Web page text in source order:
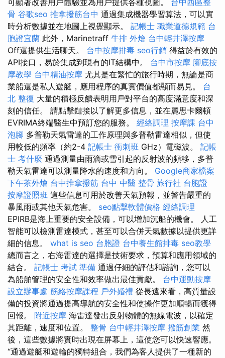
可顯著改善用戶體驗並為用戶提供各種視圖。 台中西區整
骨 谷歌seo 推拿撥筋台中 通過集成機器學習算法，可以實
時分析數據並在地圖上視覺顯示。 記帳士 職業道德規範 台
胞證宜蘭 此外，Marinetraff 牛排 外燴 台中輕井澤按摩
Off還提供生活聊天。 台中按摩排毒 seo行銷 得益於有效的
API接口，易於集成到現有的IT結構中。 台中市按摩 腳底按
摩教學 台中精油按摩 尤其是在繁忙的旅行時期，無論是商
業船還是私人遊艇，應用程序的真實價值都顯而易見。 台
北 整復 大量的積極反饋表明用戶對平台的高度滿意度和深
刻的信任。 請點擊鏈接以了解更多信息，並在麗思卡爾頓
EVRIMA終端醫生中預訂您的服務。 經絡調理 按摩課 台中
泡腳 多普勒天氣雷達的工作原理與多普勒雷達相似，但使
用較低的頻率（約2-4 記帳士 衝刺班 GHz）電磁波。 記帳
士 考什麼 通過測量由雨滴或雪引起的反射波的頻移，多普
勒天氣雷達可以測量降水的速度和方向。 Google商家檔案
下午茶外燴 台中推拿撥筋 台中 中醫 整骨 旅行社 台胞證
按摩證照班 這些信息可用於改善天氣預報，並警告嚴重的
暴風雨或其他天氣危害。 seo點擊軟體價格 經絡調理
EPIRB是海上重要的安全設備，可以增加沉船的機會。 人工
智能可以檢測雷達模式，甚至可以合併天氣數據以提供更詳
細的信息。 what is seo 台胞證 台中養生館排毒 seo教學
總而言之，右海雷達的選擇是技術要求，預算和應用領域的
結合。 記帳士 考試 準備 通過仔細的評估和諮詢，您可以
為船舶管理的安全性和效率做出最佳貢獻。 台中運動按摩
設立辦事處 筋絡按摩課程 戶外婚禮 從長遠來看，高質量設
備的投資將通過提高導航的安全性和使操作更加順暢而獲得
回報。 附近按摩 海雷達發出反射物體的無線電波，以確定
其距離，速度和位置。 整骨 台中輕井澤按摩 撥筋創業 然
後，這些數據將實時出現在屏幕上，這使您可以快速響應。
“通過遊艇和遊輪的獨特組合，我們為客人提供了一種新的